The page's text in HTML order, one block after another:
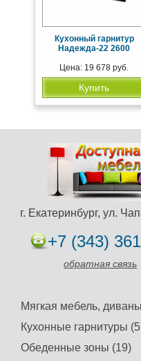
Кухонный гарнитур
Надежда-22 2600
Цена: 19 678 руб.
Купить
г. Екатеринбург, ул.
+7 (343)
обратная связь
Мягкая мебель,
Кухонные гарнитуры
Обеденные зоны (19)